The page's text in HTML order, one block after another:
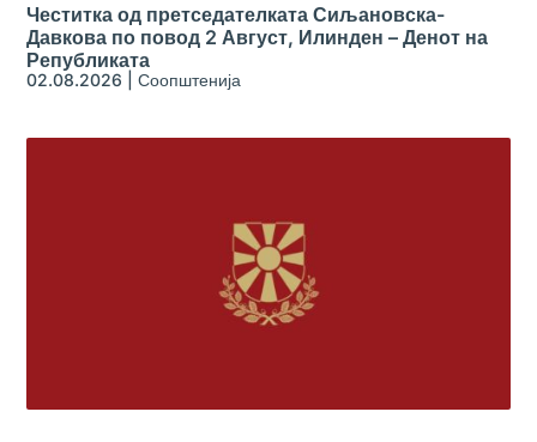
Честитка од претседателката Сиљановска-
Давкова по повод 2 Август, Илинден – Денот на
Републиката
02.08.2026 |Соопштенија